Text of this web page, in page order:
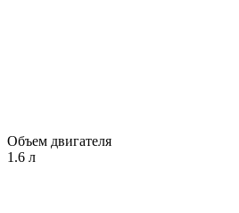
Объем двигателя
1.6 л